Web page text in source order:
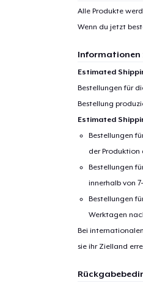
Alle Produkte
Wenn du jetzt
Informationen
Estimated
Bestellungen für
Bestellung
Estimated
Bestellungen
der Produktion
Bestellungen
innerhalb von
Bestellungen
Werktagen
Bei
sie ihr Zielland